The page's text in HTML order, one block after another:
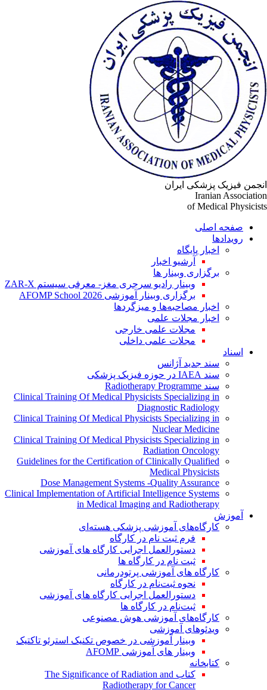
فیزیک پزشکی ایران
Iranian
of Medical
صفحه اصلی
رویدادها
اخبار پایگاه
آرشیو اخبار
برگزاری وبینار ها
وبینار رادیو سرجری مغز- معرفی سیستم ZAR-X
برگزاری وبینار آموزشی AFOMP School 2026
اخبار مصاحبه‌ها و میزگردها
اخبار مجلات علمی
مجلات علمی خارجی
مجلات علمی داخلی
اسناد
سند جدید آژانس
سند IAEA در حوزه فیزیک پزشکی
سند Radiotherapy Programme
Clinical Training Of Medical Physicists Specializing in
Diagnostic Radiology
Clinical Training Of Medical Physicists Specializing in
Nuclear Medicine
Clinical Training Of Medical Physicists Specializing in
Radiation Oncology
Guidelines for the Certification of Clinically Qualified
Medical Physicists
Dose Management Systems -Quality Assurance
Clinical Implementation of Artificial Intelligence Systems
in Medical Imaging and Radiotherapy
آموزش
کارگاه‌های آموزشی پزشکی هسته‌ای
فرم ثبت نام در کارگاه
دستورالعمل اجرایی کارگاه های آموزشی
ثبت نام در کارگاه ها
کارگاه های آموزشی پرتودرمانی
نحوه ثبت‌نام در کارگاه
دستورالعمل اجرایی کارگاه های آموزشی
ثبت‌نام در کارگاه ها
کارگاه‌های آموزشی هوش مصنوعی
ویدئوهای آموزشی
وبینار آموزشی در خصوص تکنیک استرئو تاکتیک
وبینار های آموزشی AFOMP
کتابخانه
کتاب The Significance of Radiation and
Radiotherapy for Cancer